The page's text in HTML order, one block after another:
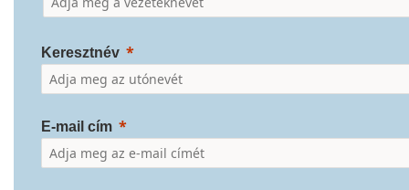
Keresztnév
E-mail cím